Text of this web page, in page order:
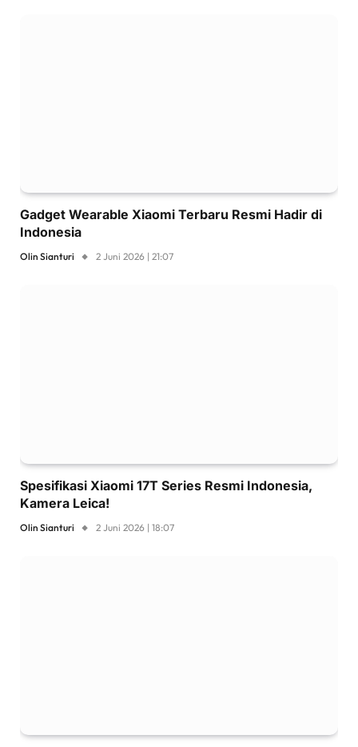
Gadget Wearable Xiaomi Terbaru Resmi Hadir di
Indonesia
Olin Sianturi 2 Juni 2026 | 21:07
Spesifikasi Xiaomi 17T Series Resmi Indonesia,
Kamera Leica!
Olin Sianturi 2 Juni 2026 | 18:07